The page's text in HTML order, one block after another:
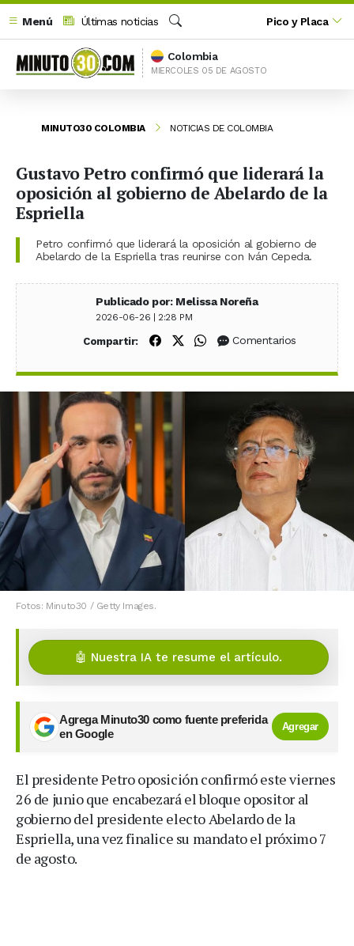
Menú
Últimas noticias
Buscar
Pico y Placa
Colombia
MIERCOLES 05 DE AGOSTO
MINUTO30 COLOMBIA NOTICIAS DE COLOMBIA
Gustavo Petro confirmó que liderará la
oposición al gobierno de Abelardo de la
Espriella
Petro confirmó que liderará la oposición al gobierno de
Abelardo de la Espriella tras reunirse con Iván Cepeda.
Publicado por: Melissa Noreña
2026-06-26 | 2:28 PM
Compartir: Compartir en Facebook
Compartir en X (Twitter)
Compartir en WhatsApp
Comentarios
Fotos: Minuto30 / Getty Images.
🤖 Nuestra IA te resume el artículo.
Agrega Minuto30 como fuente preferida
en Google
Agregar
El presidente Petro oposición confirmó este viernes
26 de junio que encabezará el bloque opositor al
gobierno del presidente electo Abelardo de la
Espriella, una vez finalice su mandato el próximo 7
de agosto.